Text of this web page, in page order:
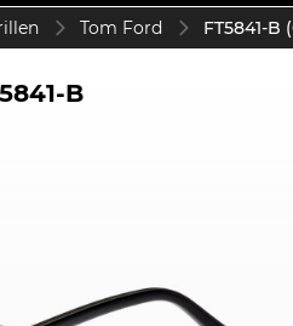
Tom Ford FT5841-B
B